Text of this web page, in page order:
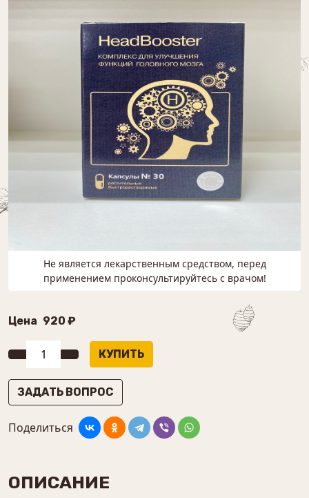
Не является лекарственным средством, перед
применением проконсультируйтесь с врачом!
Цена 920 ₽
ЗАДАТЬ ВОПРОС
Поделиться
ОПИСАНИЕ